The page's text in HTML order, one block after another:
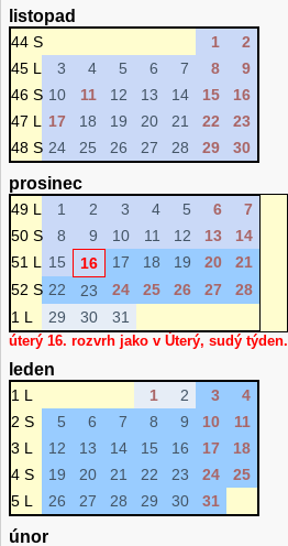
listopad
44 S 1
2
45 L
3 4 5 6 7 8
9
46 S 10 11 12 13 14 15
16
47 L
17 18 19 20 21 22
23
48 S 24 25 26 27 28 29 30
prosinec
49 L 1 2 3 4 5 6
7
50 S
8 9 10 11 12 13
14
51 L
15 16 17 18 19 20
21
52 S 22 23 24 25 26 27
28
1 L
29 30 31
úterý 16. rozvrh jako v Úterý, sudý týden.
leden
1 L 1 2 3
4
2 S
5 6 7 8 9 10
11
3 L
12 13 14 15 16 17
18
4 S
19 20 21 22 23 24
25
5 L
26 27 28 29 30 31
únor